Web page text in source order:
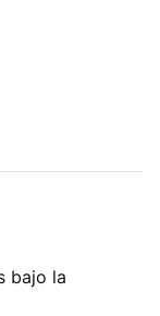
bajo la